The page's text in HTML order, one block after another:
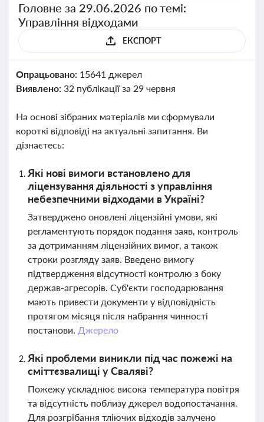
Головне за 29.06.2026 по темі:
Управління відходами
ЕКСПОРТ
Опрацьовано: 15641 джерел
Виявлено: 32 публікації за 29 червня
На основі зібраних матеріалів ми сформували
короткі відповіді на актуальні запитання. Ви
дізнаєтесь:
Які нові вимоги встановлено для
ліцензування діяльності з управління
небезпечними відходами в Україні?
Затверджено оновлені ліцензійні умови, які
регламентують порядок подання заяв, контроль
за дотриманням ліцензійних вимог, а також
строки розгляду заяв. Введено вимогу
підтвердження відсутності контролю з боку
держав-агресорів. Суб'єкти господарювання
мають привести документи у відповідність
протягом місяця після набрання чинності
постанови. Джерело
Які проблеми виникли під час пожежі на
сміттєзвалищі у Сваляві?
Пожежу ускладнює висока температура повітря
та відсутність поблизу джерел водопостачання.
Для розгрібання тліючих відходів залучено